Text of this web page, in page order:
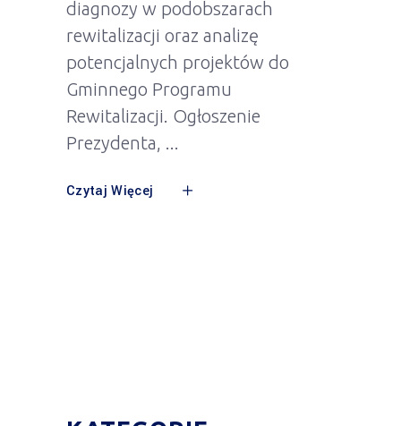
diagnozy w podobszarach
rewitalizacji oraz analizę
potencjalnych projektów do
Gminnego Programu
Rewitalizacji. Ogłoszenie
Prezydenta,
Czytaj Więcej